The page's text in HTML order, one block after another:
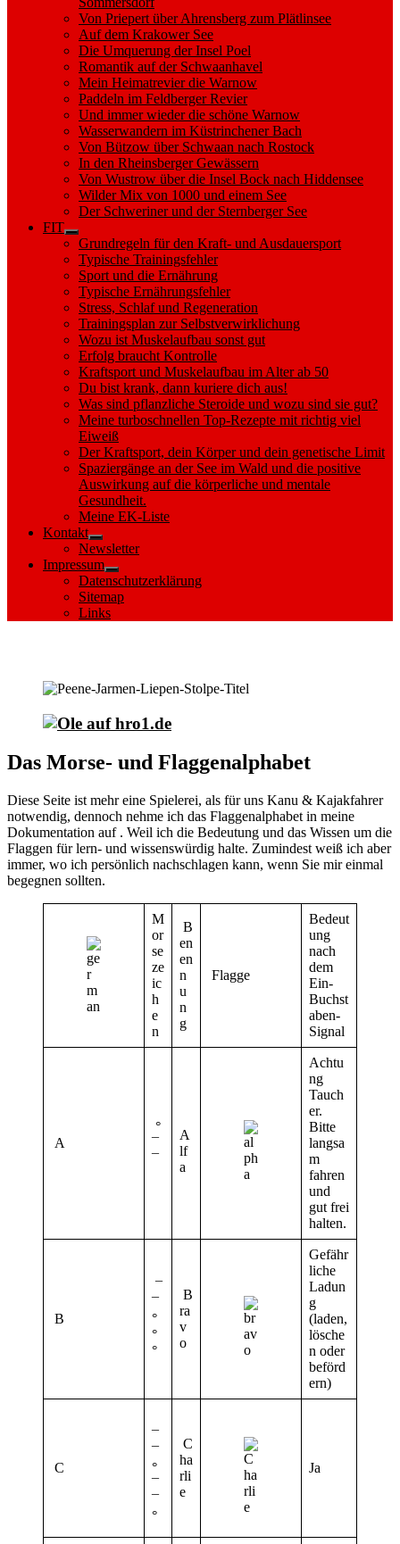
Von Priepert über Ahrensberg zum Plätlinsee
Auf dem Krakower See
Die Umquerung der Insel Poel
Romantik auf der Schwaanhavel
Mein Heimatrevier die Warnow
Paddeln im Feldberger Revier
Und immer wieder die schöne Warnow
Wasserwandern im Küstrinchener Bach
Von Bützow über Schwaan nach Rostock
In den Rheinsberger Gewässern
Von Wustrow über die Insel Bock nach Hiddensee
Wilder Mix von 1000 und einem See
Der Schweriner und der Sternberger See
FIT
Show
sub
menu
Grundregeln für den Kraft- und Ausdauersport
Typische Trainingsfehler
Sport und die Ernährung
Typische Ernährungsfehler
Stress, Schlaf und Regeneration
Trainingsplan zur Selbstverwirklichung
Wozu ist Muskelaufbau sonst gut
Erfolg braucht Kontrolle
Kraftsport und Muskelaufbau im Alter ab 50
Du bist krank, dann kuriere dich aus!
Was sind pflanzliche Steroide und wozu sind sie gut?
Meine turboschnellen Top-Rezepte mit richtig viel
Eiweiß
Der Kraftsport, dein Körper und dein genetische Limit
Spaziergänge an der See im Wald und die positive
Auswirkung auf die körperliche und mentale
Gesundheit.
Meine EK-Liste
Kontakt
Show
sub
menu
Newsletter
Impressum
Show
sub
menu
Datenschutzerklärung
Sitemap
Links
Das Morse- und Flaggenalphabet
Diese Seite ist mehr eine Spielerei, als für uns Kanu & Kajakfahrer
notwendig, dennoch nehme ich das Flaggenalphabet in meine
Dokumentation auf . Weil ich die Bedeutung und das Wissen um die
Flaggen für lern- und wissenswürdig halte. Zumindest weiß ich aber
immer, wo ich persönlich nachschlagen kann, wenn Sie mir einmal
begegnen sollten.
M
or
se
ze
ic
h
e
n
B
en
en
n
u
n
g
Flagge
Bedeut
ung
nach
dem
Ein-
Buchst
aben-
Signal
A
°
¯
¯
A
lf
a
Achtu
ng
Tauch
er.
Bitte
langsa
m
fahren
und
gut frei
halten.
B
¯
¯
°
°
°
B
ra
v
o
Gefähr
liche
Ladun
g
(laden,
lösche
n oder
beförd
ern)
C
¯
¯
°
¯
¯
°
C
ha
rli
e
Ja